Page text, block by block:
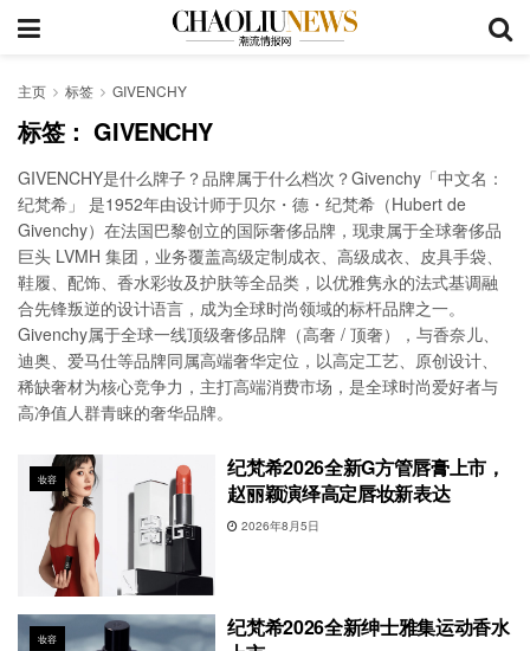
主页 标签 GIVENCHY
标签：GIVENCHY
GIVENCHY是什么牌子？品牌属于什么档次？Givenchy「中文名：
纪梵希」 是1952年由设计师于贝尔・德・纪梵希（Hubert de
Givenchy）在法国巴黎创立的国际奢侈品牌，现隶属于全球奢侈品
巨头 LVMH 集团，业务覆盖高级定制成衣、高级成衣、皮具手袋、
鞋履、配饰、香水彩妆及护肤等全品类，以优雅隽永的法式基调融
合先锋叛逆的设计语言，成为全球时尚领域的标杆品牌之一。
Givenchy属于全球一线顶级奢侈品牌（高奢 / 顶奢），与香奈儿、
迪奥、爱马仕等品牌同属高端奢华定位，以高定工艺、原创设计、
稀缺奢材为核心竞争力，主打高端消费市场，是全球时尚爱好者与
高净值人群青睐的奢华品牌。
妆容
纪梵希2026全新G方管唇膏上市，
赵丽颖演绎高定唇妆新表达
2026年8月5日
妆容
纪梵希2026全新绅士雅集运动香水